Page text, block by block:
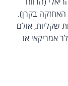
בקרן).
שקליות, אולם
אמריקאי או